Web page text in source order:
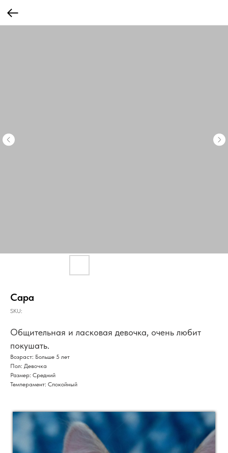
Сара
SKU:
Общительная и ласковая девочка, очень любит
покушать.
Возраст: Больше 5 лет
Пол: Девочка
Размер: Средний
Темперамент: Спокойный